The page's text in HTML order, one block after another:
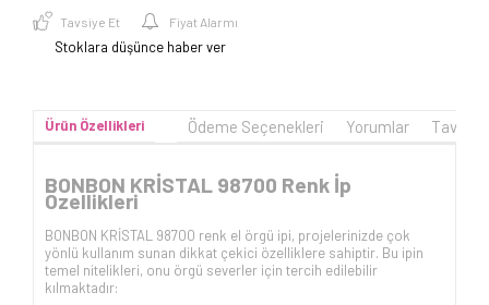
Tavsiye Et Fiyat Alarmı
Stoklara düşünce haber ver
Ürün Özellikleri Ödeme Seçenekleri Yorumlar
BONBON KRİSTAL 98700 Renk İp
Özellikleri
BONBON KRİSTAL 98700 renk el örgü ipi, projelerinizde çok
yönlü kullanım sunan dikkat çekici özelliklere sahiptir. Bu ipin
temel nitelikleri, onu örgü severler için tercih edilebilir
kılmaktadır: